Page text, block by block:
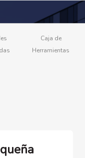
Caja de
Herramientas